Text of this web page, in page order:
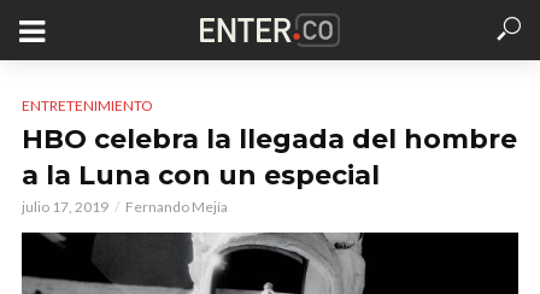
ENTRETENIMIENTO
HBO celebra la llegada del hombre
a la Luna con un especial
julio 17, 2019 Fernando Mejía